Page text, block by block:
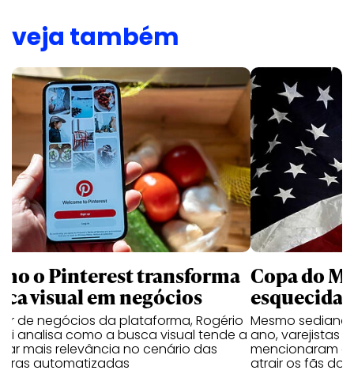
veja também
o Pinterest transforma
visual em negócios
de negócios da plataforma, Rogério
analisa como a busca visual tende a
mais relevância no cenário das
automatizadas
Copa do
esquecida
Mesmo
ano, varejistas
mencionaram
atrair os fãs do